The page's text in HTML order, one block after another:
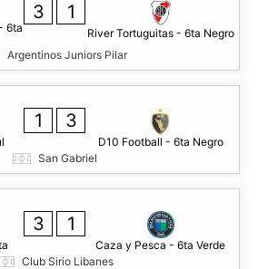
6ta
3 1
River Tortuguitas - 6ta Negro
Argentinos Juniors Pilar
1 3
D10 Football - 6ta Negro
San Gabriel
3 1
Caza y Pesca - 6ta Verde
Club Sirio Libanes